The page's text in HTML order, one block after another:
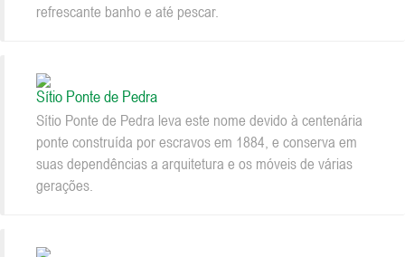
refrescante banho e até pescar.
Sítio Ponte de Pedra
Sítio Ponte de Pedra leva este nome devido à centenária
ponte construída por escravos em 1884, e conserva em
suas dependências a arquitetura e os móveis de várias
gerações.